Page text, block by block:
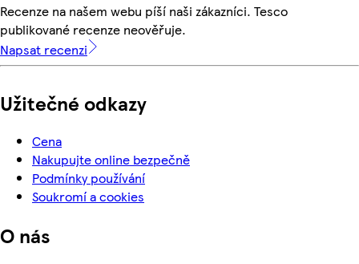
Recenze na našem webu píší naši zákazníci. Tesco
publikované recenze neověřuje.
Napsat recenzi
Užitečné odkazy
Cena
Nakupujte online bezpečně
Podmínky používání
Soukromí a cookies
O nás